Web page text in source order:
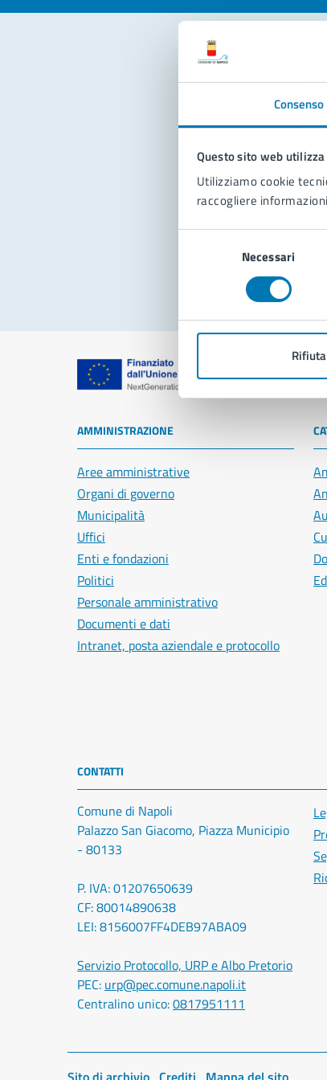
Consenso
Questo sito web
Utilizziamo cookie
raccogliere
Necessari
Rifiuta
Comune
AMMINISTRAZIONE
Aree amministrative
Organi di governo
Municipalità
Uffici
Enti e fondazioni
Politici
Personale amministrativo
Documenti e dati
Intranet, posta aziendale e protocollo
CONTATTI
Comune di Napoli
Palazzo San Giacomo, Piazza Municipio
- 80133
P. IVA: 01207650639
CF: 80014890638
LEI: 8156007FF4DEB97ABA09
Servizio Protocollo, URP e Albo Pretorio
PEC: urp@pec.comune.napoli.it
Centralino unico:0817951111